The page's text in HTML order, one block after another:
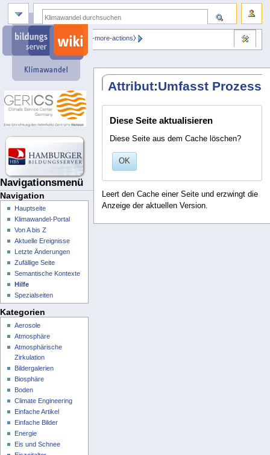
Attribut:Umfasst Prozess
Diese Seite aktualisieren
Diese Seite aus dem Cache löschen?
OK
Leert den Cache einer Seite und erzwingt die
Anzeige der aktuellen Version.
Navigationsmenü
⧼dbsskin-more-actions⧽
Navigation
Hauptseite
Klimawandel-Portal
Von A bis Z
Aktuelle Ereignisse
Letzte Änderungen
Zufällige Seite
Semantische Kontexte
Hilfe
Spezialseiten
Kategorien
Aerosole
Atmosphäre
Atmosphärische
Zirkulation
Bildergalerien
Biosphäre
Boden
Climate Engineering
Einfache Artikel
Einfache Bilder
Energie
Eis und Schnee